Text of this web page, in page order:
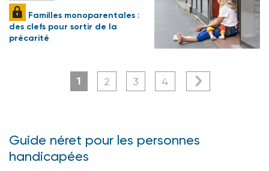
Familles monoparentales :
des clefs pour sortir de la
précarité
1 2 3 4
Guide néret pour les personnes
handicapées